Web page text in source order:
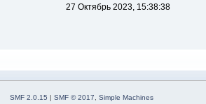
27 Октябрь 2023, 15:38:38
SMF 2.0.15 | SMF © 2017, Simple Machines